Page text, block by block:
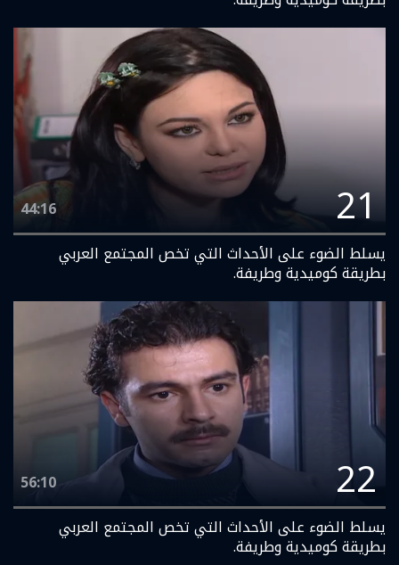
21
44:16
يسلط الضوء على الأحداث التي تخص المجتمع العربي
بطريقة كوميدية وطريفة.
22
56:10
يسلط الضوء على الأحداث التي تخص المجتمع العربي
بطريقة كوميدية وطريفة.